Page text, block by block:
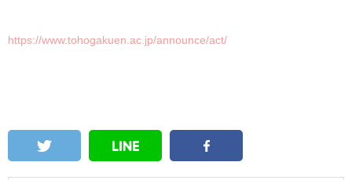
https://www.tohogakuen.ac.jp/announce/act/